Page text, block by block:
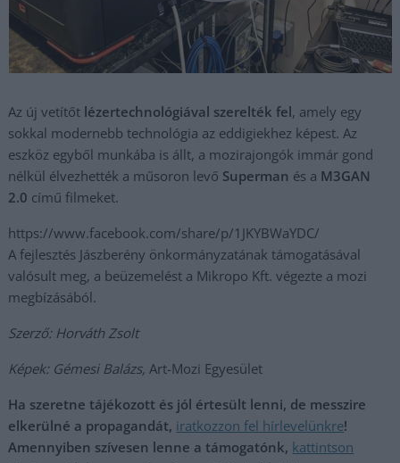
Az új vetítőt lézertechnológiával szerelték fel, amely egy
sokkal modernebb technológia az eddigiekhez képest. Az
eszköz egyből munkába is állt, a mozirajongók immár gond
nélkül élvezhették a műsoron levő Superman és a M3GAN
2.0 című filmeket.
https://www.facebook.com/share/p/1JKYBWaYDC/
A fejlesztés Jászberény önkormányzatának támogatásával
valósult meg, a beüzemelést a Mikropo Kft. végezte a mozi
megbízásából.
Szerző: Horváth Zsolt
Képek: Gémesi Balázs,Art-Mozi Egyesület
Ha szeretne tájékozott és jól értesült lenni, de messzire
elkerülné a propagandát, iratkozzon fel hírlevelünkre!
Amennyiben szívesen lenne a támogatónk, kattintson